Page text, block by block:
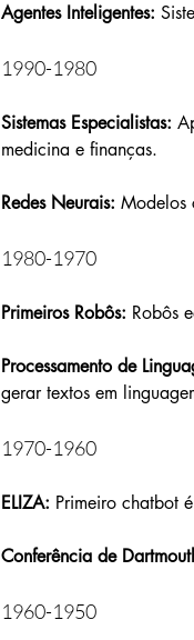
Agentes Inteligentes:
1990-1980
Sistemas Especialistas:
medicina e finanças.
Redes Neurais: Modelos
1980-1970
Primeiros Robôs: Robôs
Processamento de
gerar textos em
1970-1960
ELIZA: Primeiro chatbot
Conferência de
1960-1950